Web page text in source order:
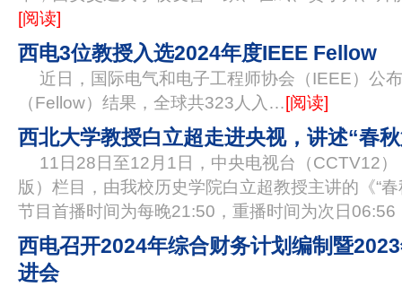
[阅读]
西电3位教授入选2024年度IEEE Fellow
近日，国际电气和电子工程师协会（IEEE）公
（Fellow）结果，全球共323人入…[阅读]
西北大学教授白立超走进央视，讲述“春
11日28日至12月1日，中央电视台（CCTV12
版）栏目，由我校历史学院白立超教授主讲的《“
节目首播时间为每晚21:50，重播时间为次日
西电召开2024年综合财务计划编制暨
进会